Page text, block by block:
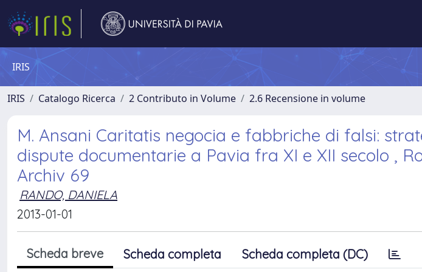
IRIS
IRIS Catalogo Ricerca 2 Contributo in Volume 2.6 Recensione in volume
M. Ansani Caritatis negocia e fabbriche di falsi:
dispute documentarie a Pavia fra XI e XII secolo ,
Archiv 69
RANDO, DANIELA
2013-01-01
Scheda breve Scheda completa Scheda completa (DC)